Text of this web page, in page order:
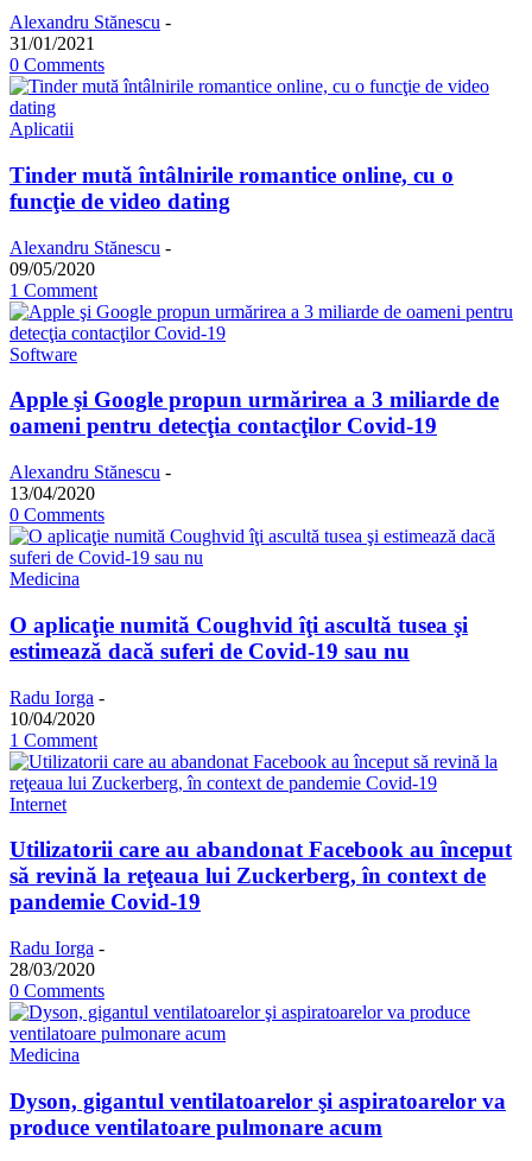
Alexandru Stănescu -
31/01/2021
0 Comments
Aplicatii
Tinder mută întâlnirile romantice online, cu o
funcţie de video dating
Alexandru Stănescu -
09/05/2020
1 Comment
Software
Apple şi Google propun urmărirea a 3 miliarde de
oameni pentru detecţia contacţilor Covid-19
Alexandru Stănescu -
13/04/2020
0 Comments
Medicina
O aplicaţie numită Coughvid îţi ascultă tusea şi
estimează dacă suferi de Covid-19 sau nu
Radu Iorga -
10/04/2020
1 Comment
Internet
Utilizatorii care au abandonat Facebook au început
să revină la reţeaua lui Zuckerberg, în context de
pandemie Covid-19
Radu Iorga -
28/03/2020
0 Comments
Medicina
Dyson, gigantul ventilatoarelor şi aspiratoarelor va
produce ventilatoare pulmonare acum